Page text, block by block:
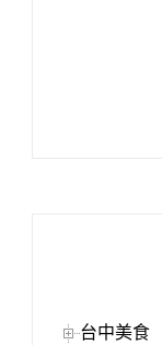
台中美食